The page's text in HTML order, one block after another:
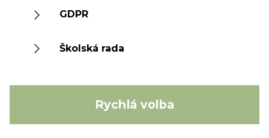
GDPR
Školská rada
Rychlá volba